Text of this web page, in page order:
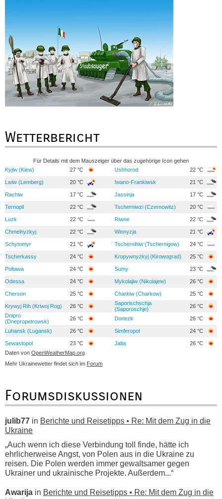
Wetterbericht
Für Details mit dem Mauszeiger über das zugehörige Icon gehen
Kyjiw (Kiew)
27 °C Ushhorod 22 °C
Lwiw (Lemberg) 20 °C Iwano-Frankiwsk 21 °C
Rachiw 17 °C Jassinja 17 °C
Ternopil 22 °C Tscherniwzi (Czernowitz) 20 °C
Luzk 22 °C Riwne 22 °C
Chmelnyzkyj 22 °C Winnyzja 21 °C
Schytomyr 21 °C Tschernihiw (Tschernigow) 24 °C
Tscherkassy 24 °C Kropywnyzkyj (Kirowograd) 25 °C
Poltawa 24 °C Sumy 23 °C
Odessa 24 °C Mykolajiw (Nikolajew) 26 °C
Cherson 25 °C Charkiw (Charkow) 25 °C
Krywyj Rih (Kriwoj Rog) 26 °C
Saporischschja
(Saporoschje)
26 °C
Dnipro
(Dnepropetrowsk)
26 °C Donezk 26 °C
Luhansk (Lugansk) 26 °C Simferopol 24 °C
Sewastopol 23 °C Jalta
26 °C
Daten von OpenWeatherMap.org
Mehr Ukrainewetter findet sich im Forum
Forumsdiskussionen
julib77 in Berichte und Reisetipps • Re: Mit dem Zug in die
Ukraine
„Auch wenn ich diese Verbindung toll finde, hätte ich
ehrlicherweise Angst, von Polen aus in die Ukraine zu
reisen. Die Polen werden immer gewaltsamer gegen
Ukrainer und ukrainische Projekte. Außerdem...“
Awarija in Berichte und Reisetipps • Re: Mit dem Zug in die